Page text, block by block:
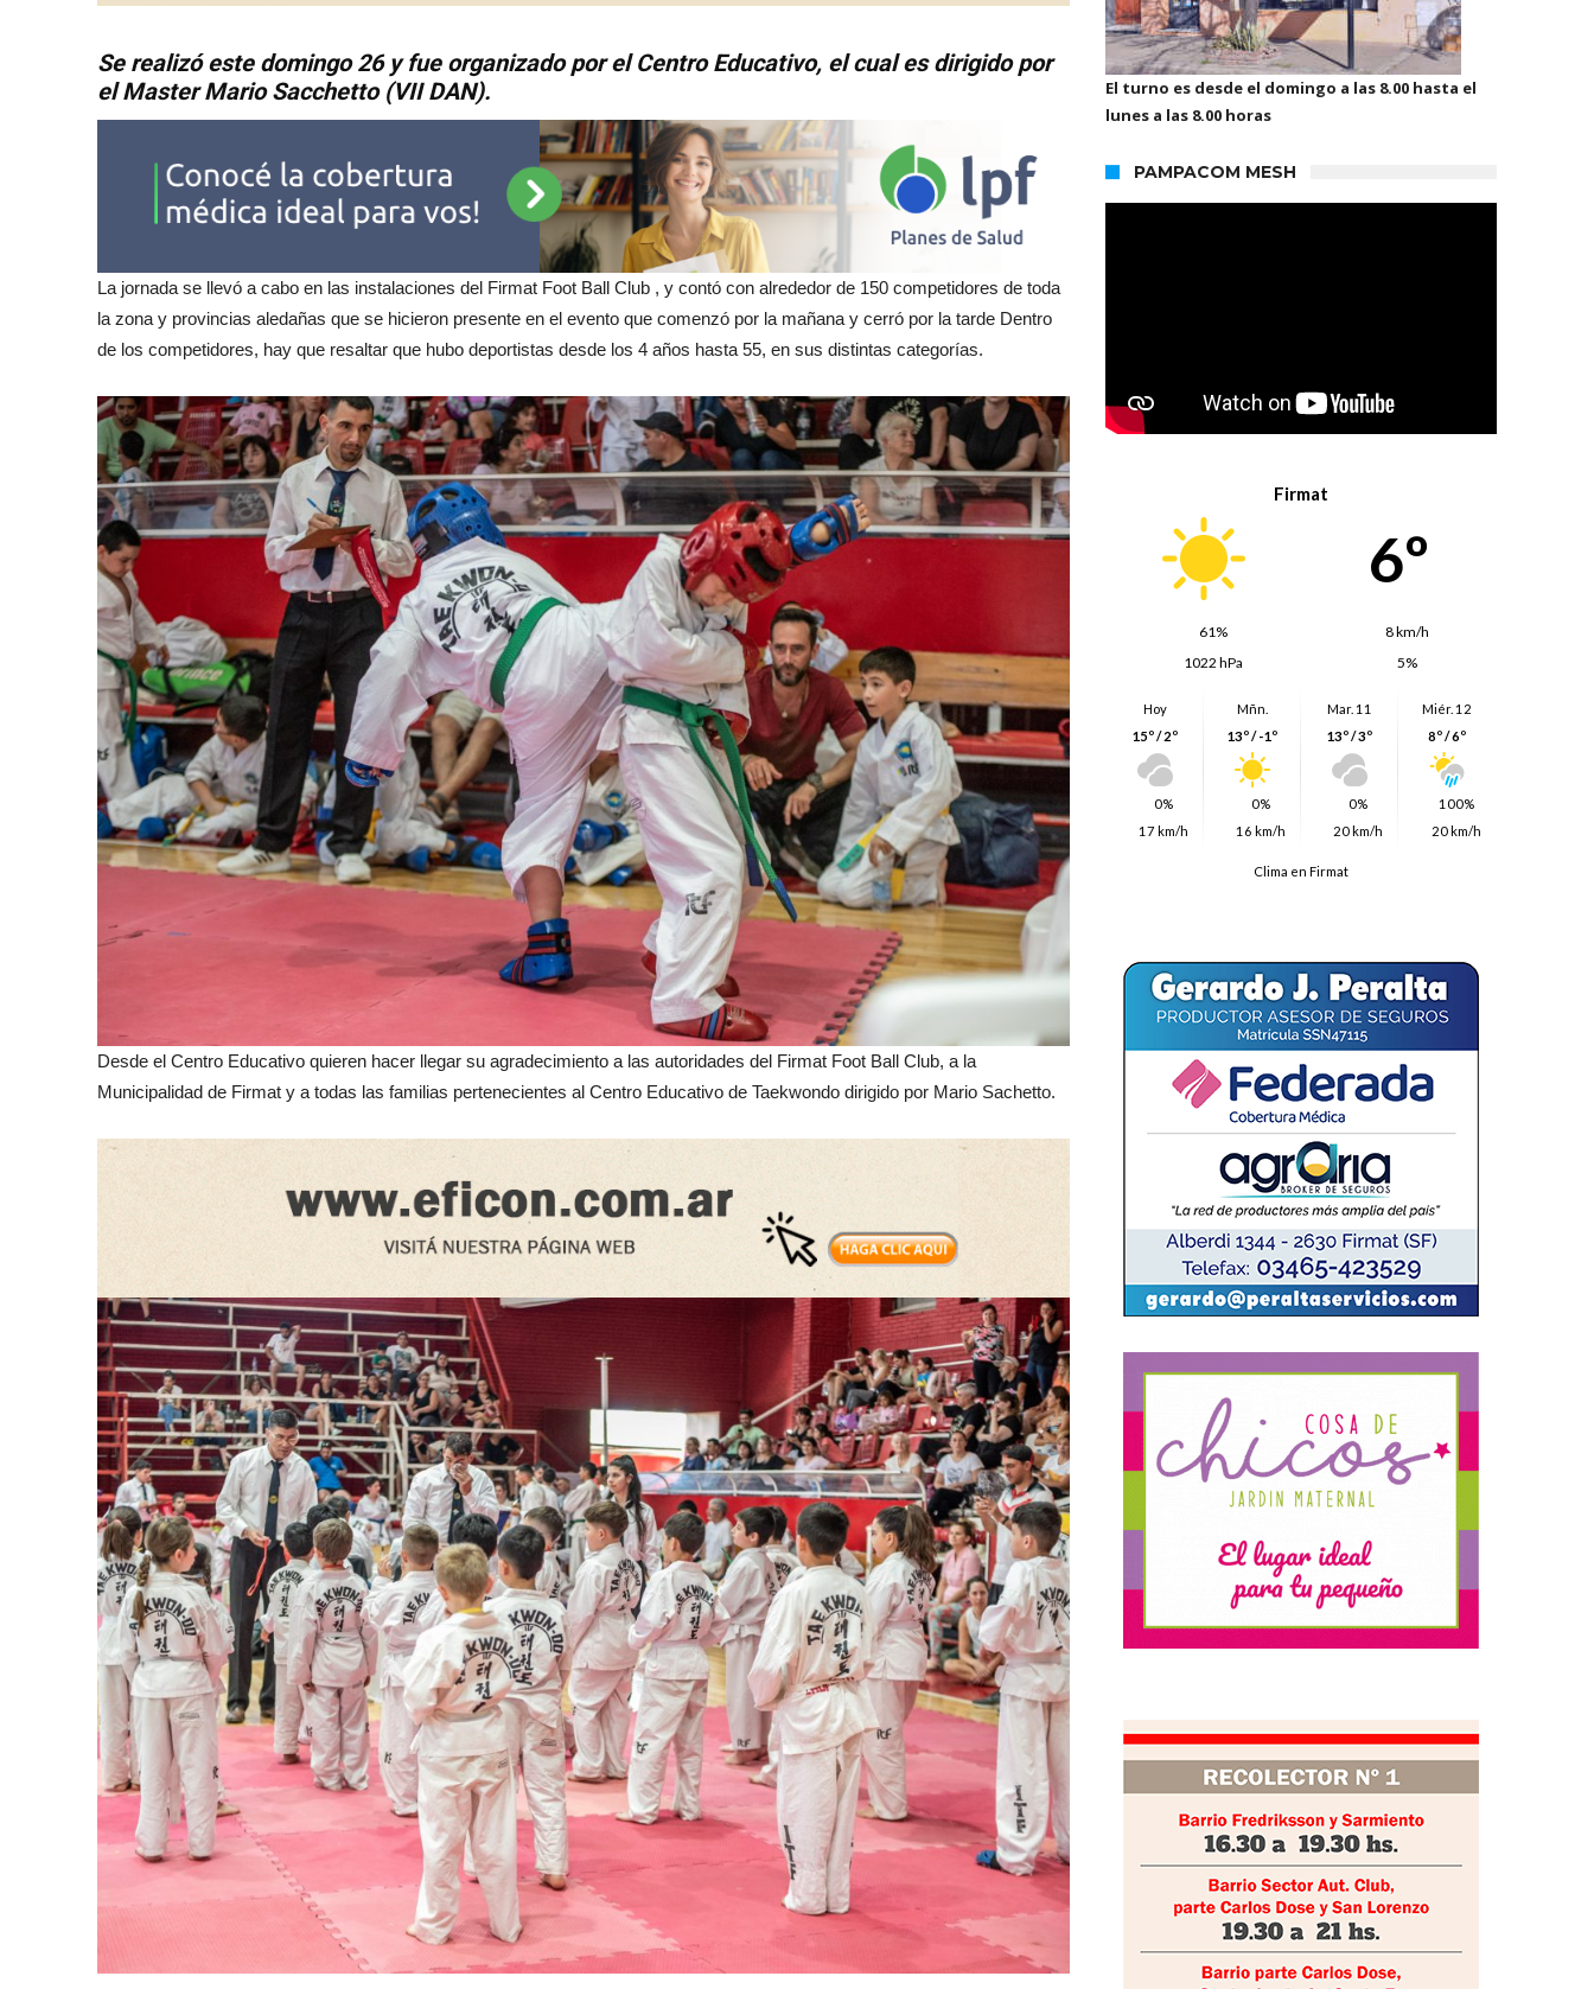
Se realizó este domingo 26 y fue organizado por el Centro Educativo, el cual es dirigido por
el Master Mario Sacchetto (VII DAN).
La jornada se llevó a cabo en las instalaciones del Firmat Foot Ball Club , y contó con alrededor de 150 competidores de toda
la zona y provincias aledañas que se hicieron presente en el evento que comenzó por la mañana y cerró por la tarde Dentro
de los competidores, hay que resaltar que hubo deportistas desde los 4 años hasta 55, en sus distintas categorías.
Desde el Centro Educativo quieren hacer llegar su agradecimiento a las autoridades del Firmat Foot Ball Club, a la
Municipalidad de Firmat y a todas las familias pertenecientes al Centro Educativo de Taekwondo dirigido por Mario Sachetto.
El turno es desde el domingo a las 8.00 hasta el
lunes a las 8.00 horas
PAMPACOM MESH
Firmat
6º
61%
8 km/h
1022 hPa
5%
Hoy
15º / 2º
0%
17 km/h
Mñn.
13º / -1º
0%
16 km/h
Mar. 11
13º / 3º
0%
20 km/h
Miér. 12
8º / 6º
100%
20 km/h
Clima en Firmat